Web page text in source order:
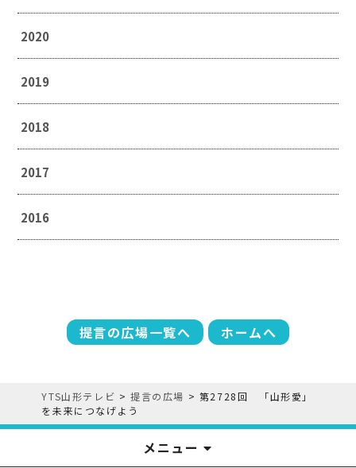
2020
2019
2018
2017
2016
提言の広場一覧へ ホームへ
YTS山形テレビ >提言の広場 > 第2728回 「山形愛」
を未来につなげよう
メニュー